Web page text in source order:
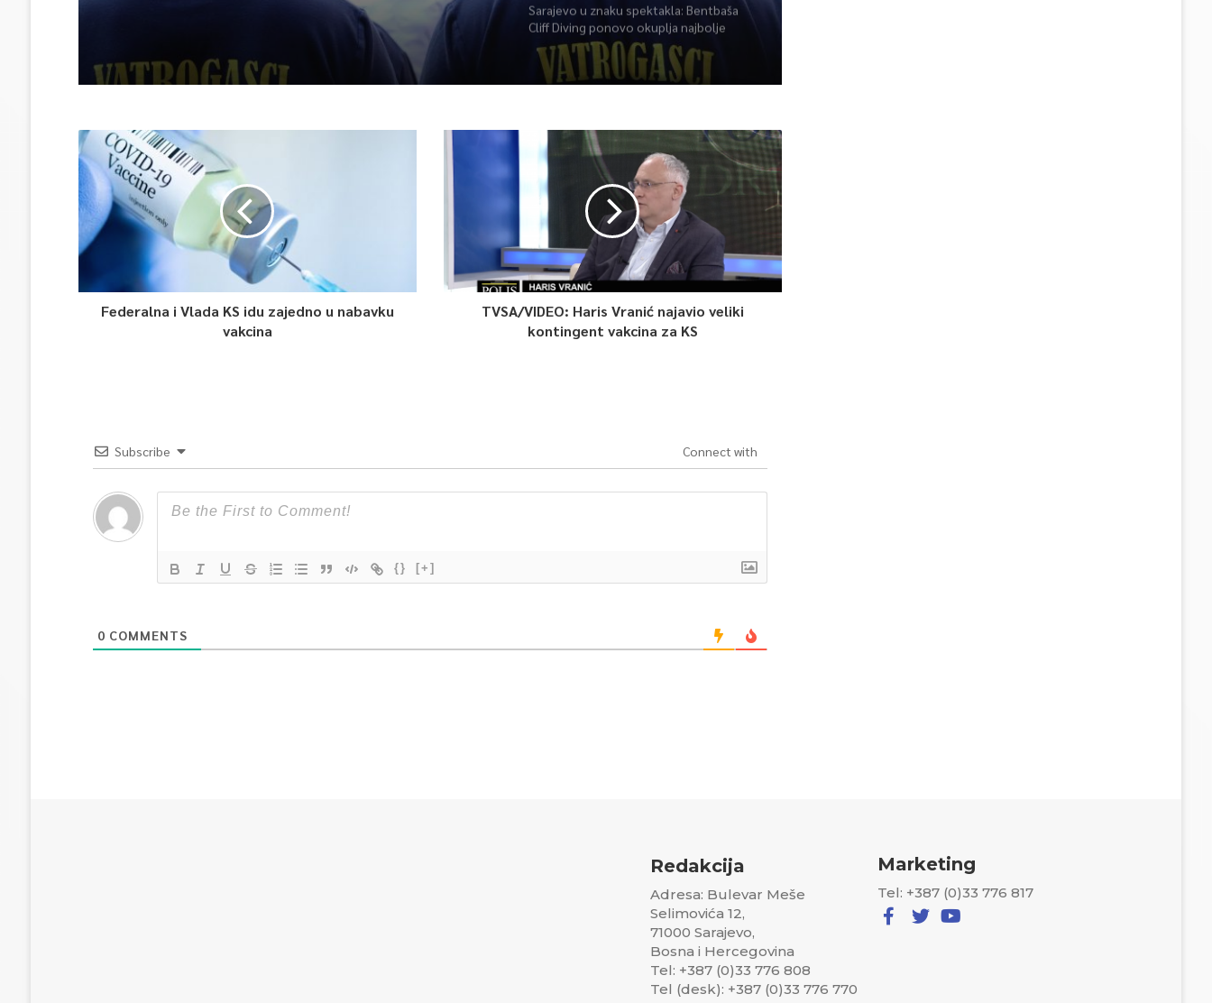
Sarajevo u znaku spektakla: Bentbaša
Cliff Diving ponovo okuplja najbolje
skakače i vrhunsku zabavu
Federalna i Vlada KS idu zajedno u nabavku
vakcina
TVSA/VIDEO: Haris Vranić najavio veliki
kontingent vakcina za KS
Subscribe Connect with
{} [+]
0 COMMENTS
Redakcija
Adresa: Bulevar Meše
Selimovića 12,
71000 Sarajevo,
Bosna i Hercegovina
Tel: +387 (0)33 776 808
Tel (desk): +387 (0)33 776 770
Marketing
Tel: +387 (0)33 776 817